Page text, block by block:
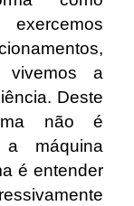
vivemos a
Deste
não é
a máquina
é entender